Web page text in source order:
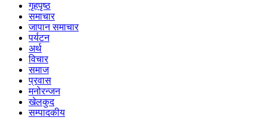
गृहपृष्ठ
समाचार
जापान समाचार
पर्यटन
अर्थ
विचार
समाज
प्रवास
मनोरन्जन
खेलकुद
सम्पादकीय